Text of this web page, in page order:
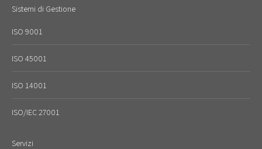
Sistemi di Gestione
ISO 9001
ISO 45001
ISO 14001
ISO/IEC 27001
Servizi